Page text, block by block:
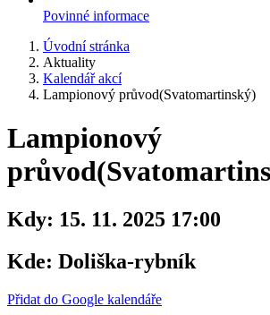
Povinné informace
Úvodní stránka
Aktuality
Kalendář akcí
Lampionový průvod(Svatomartinský)
Lampionový
Kdy: 15. 11. 2025 17:00
Kde: Doliška-rybník
Přidat do Google kalendáře